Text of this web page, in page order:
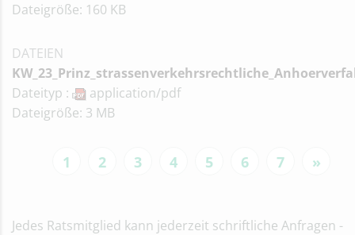
Dateigröße: 160 KB
DATEIEN
Dateityp :
application/pdf
Dateigröße: 3 MB
1 2 3 4 5 6 7 »
Jedes Ratsmitglied kann jederzeit schriftliche Anfragen -